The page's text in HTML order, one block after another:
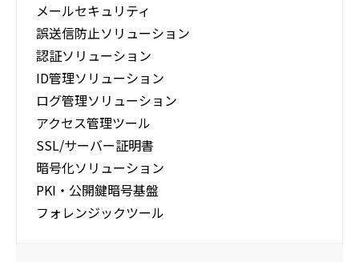
メールセキュリティ
誤送信防止ソリューション
認証ソリューション
ID管理ソリューション
ログ管理ソリューション
アクセス管理ツール
SSL/サーバー証明書
暗号化ソリューション
PKI・公開鍵暗号基盤
フォレンジックツール